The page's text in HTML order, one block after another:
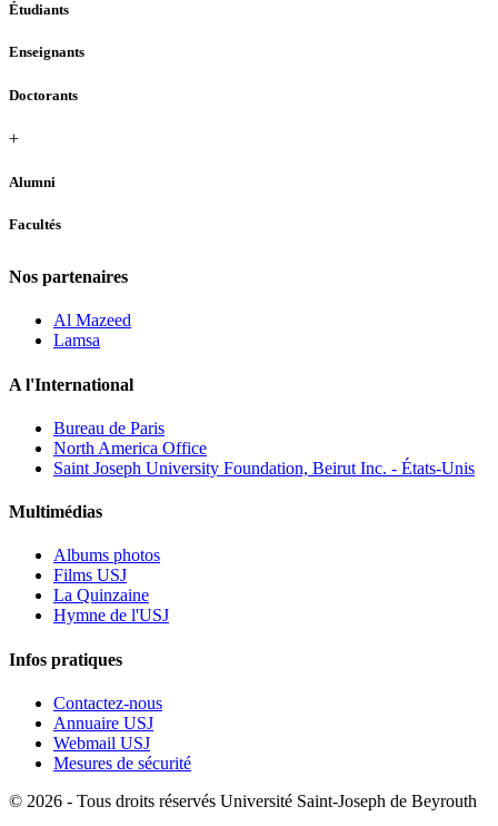
Étudiants
Enseignants
Doctorants
+
Alumni
Facultés
Nos partenaires
Al Mazeed
Lamsa
A l'International
Bureau de Paris
North America Office
Saint Joseph University Foundation, Beirut Inc. - États-Unis
Multimédias
Albums photos
Films USJ
La Quinzaine
Hymne de l'USJ
Infos pratiques
Contactez-nous
Annuaire USJ
Webmail USJ
Mesures de sécurité
© 2026 - Tous droits réservés Université Saint-Joseph de Beyrouth